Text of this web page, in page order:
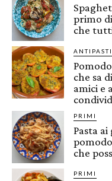
primo
che
ANTIPASTI
che sa
amici e
PRIMI
Pasta
che
PRIMI